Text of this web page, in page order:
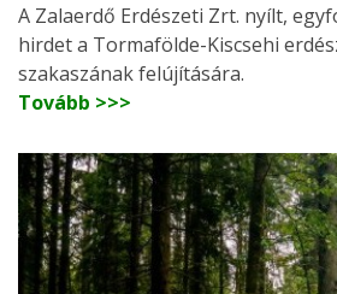
A Zalaerdő Erdészeti Zrt. nyílt,
hirdet a Tormafölde-Kiscsehi
szakaszának felújítására.
Tovább >>>